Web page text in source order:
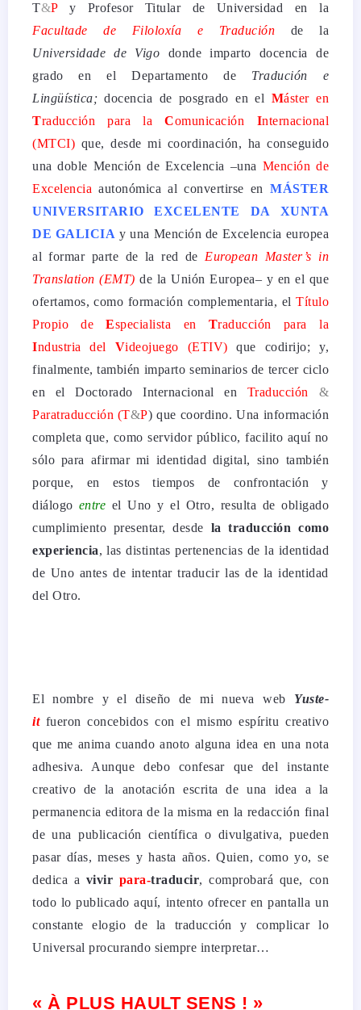
T&Py Profesor Titular de Universidad en la
Facultade de Filoloxía e Tradución de la
Universidade de Vigo donde imparto docencia de
grado en el Departamento de Tradución e
Lingüística;docencia de posgrado en el Máster en
Traducciónpara laComunicación Internacional
(MTCI) que, desde mi coordinación, ha conseguido
una doble Mención de Excelencia –una Mención de
Excelencia autonómica al convertirse en MÁSTER
UNIVERSITARIO EXCELENTE DA XUNTA
DE GALICIA y una Mención de Excelencia europea
al formar parte de la red de European Master’s in
Translation (EMT) de la Unión Europea– y en el que
ofertamos, como formación complementaria, el Título
Propio deEspecialista en Traducción para
la
Industria del Videojuego (ETIV) que codirijo; y,
finalmente, también imparto seminarios de tercer ciclo
en el Doctorado Internacional en Traducción &
Paratraducción (T&P) que coordino. Una información
completa que, como servidor público, facilito aquí no
sólo para afirmar mi identidad digital, sino también
porque, en estos tiempos de confrontación y
diálogo entre el Uno y el Otro, resulta de obligado
cumplimiento presentar, desde la traducción como
experiencia, las distintas pertenencias de la identidad
de Uno antes de intentar traducir las de la identidad
del Otro.
El nombre y el diseño de mi nueva web Yuste-
itfueron concebidos con el mismo espíritu creativo
que me anima cuando anoto alguna idea en una nota
adhesiva. Aunque debo confesar que del instante
creativo de la anotación escrita de una idea a la
permanencia editora de la misma en la redacción final
de una publicación científica o divulgativa, pueden
pasar días, meses y hasta años.Quien, como yo, se
dedica a vivir para-traducir, comprobará que, con
todo lo publicado aquí, intento ofrecer en pantalla un
constante elogio de la traducción y complicar lo
Universal procurando siempre interpretar…
« À PLUS HAULT SENS ! »